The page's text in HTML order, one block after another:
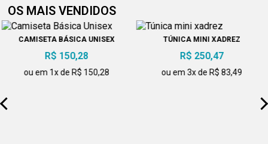
OS MAIS VENDIDOS
CAMISETA BÁSICA UNISEX
R$ 150,28
ou em 1x de R$ 150,28
TÚNICA MINI XADREZ
R$ 250,47
ou em 3x de R$ 83,49